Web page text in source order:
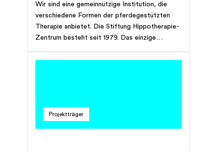
Wir sind eine gemeinnützige Institution, die
verschiedene Formen der pferdegestützten
Therapie anbietet. Die Stiftung Hippotherapie-
Zentrum besteht seit 1979. Das einzige
11 ausgebildete Therapiepferde sowie
bei uns anbieten, sind auch drei angestellte
Projektträger